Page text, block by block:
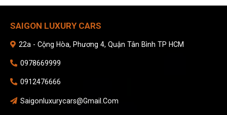
SAIGON LUXURY CARS
22a - Cộng Hòa, Phương 4, Quận Tân Bình TP HCM
0978669999
0912476666
Saigonluxurycars@gmail.com